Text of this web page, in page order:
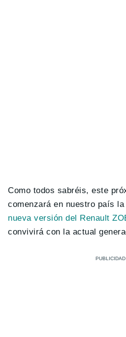
Como todos sabréis, este
comenzará en nuestro país
nueva versión del Renault
convivirá con la actual